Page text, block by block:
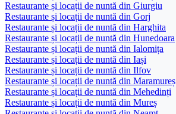
Restaurante și locații de nuntă din Giurgiu
Restaurante și locații de nuntă din Gorj
Restaurante și locații de nuntă din Harghita
Restaurante și locații de nuntă din Hunedoara
Restaurante și locații de nuntă din Ialomița
Restaurante și locații de nuntă din Iași
Restaurante și locații de nuntă din Ilfov
Restaurante și locații de nuntă din Maramureș
Restaurante și locații de nuntă din Mehedinți
Restaurante și locații de nuntă din Mureș